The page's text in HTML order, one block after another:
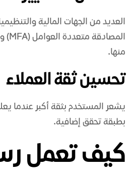
العديد من الجهات المالية
منها.
تحسين ثقة العملاء
يشعر المستخدم بثقة أكبر عندما
بطبقة تحقق إضافية.
كيف تعمل